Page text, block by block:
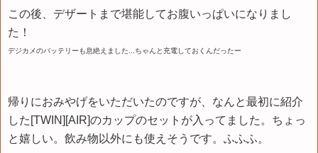
この後、デザートまで堪能してお腹いっぱいになりまし
た！
デジカメのバッテリーも息絶えました...ちゃんと充電しておくんだったー
帰りにおみやげをいただいたのですが、なんと最初に紹介
した[TWIN][AIR]のカップのセットが入ってました。ちょっ
と嬉しい。飲み物以外にも使えそうです。ふふふ。